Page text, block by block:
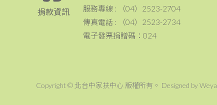
捐款資訊
服務專線 : （04）2523-2704
傳真電話 : （04）2523-2734
電子發票捐贈碼：024
Copyright © 北台中家扶中心 版權所有。 Designed by Weya